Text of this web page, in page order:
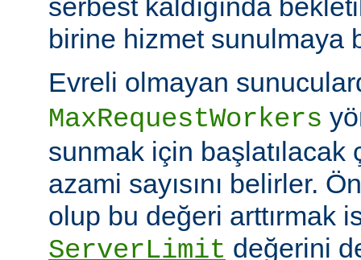
serbest kaldığında
birine hizmet sunulmaya
Evreli olmayan
MaxRequestWorkers
sunmak için başlatılacak
azami sayısını belirler.
olup bu değeri arttırmak
ServerLimit değerini